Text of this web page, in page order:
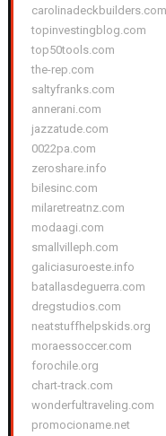
carolinadeckbuilders.com
topinvestingblog.com
top50tools.com
the-rep.com
saltyfranks.com
annerani.com
jazzatude.com
0022pa.com
zeroshare.info
bilesinc.com
milaretreatnz.com
modaagi.com
smallvilleph.com
galiciasuroeste.info
batallasdeguerra.com
dregstudios.com
neatstuffhelpskids.org
moraessoccer.com
forochile.org
chart-track.com
wonderfultraveling.com
promocioname.net